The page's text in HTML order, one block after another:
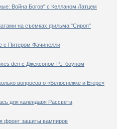
Война Богов" с Келланом Латцем
на съемках фильма "Сироп"
с Питером Фачинелли
den с Джексоном Рэтбоуном
вопросов о «Белоснежке и Егере»
для календаря Рассвета
фронт защиты вампиров